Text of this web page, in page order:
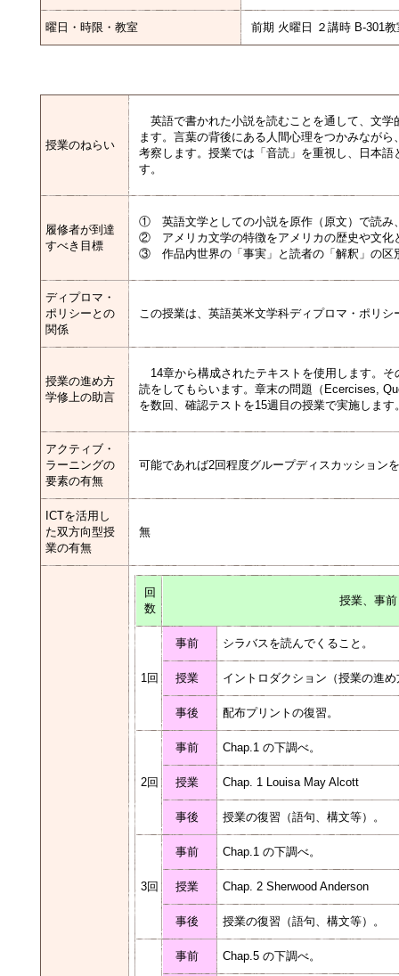
曜日・時限・教室 前期 火曜日 ２講時 B-301教
授業のねらい
英語で書かれた小説を読むことを通して、文学
ます。言葉の背後にある人間心理をつかみなが
考察します。授業では「音読」を重視し、日本
す。
履修者が到達
すべき目標
① 英語文学としての小説を原作（原文）で読み
② アメリカ文学の特徴をアメリカの歴史や文化
③ 作品内世界の「事実」と読者の「解釈」の区
ディプロマ・
ポリシーとの
関係
この授業は、英語英米文学科ディプロマ・ポリ
授業の進め方
学修上の助言
14章から構成されたテキストを使用します。
読をしてもらいます。章末の問題（Ecercises,
を数回、確認テストを15週目の授業で実施しま
アクティブ・
ラーニングの
要素の有無
可能であれば2回程度グループディスカッション
ICTを活用し
た双方向型授
業の有無
無
回
数
授業、事
1回
事前 シラバスを読んでくること。
授業 イントロダクション（授業の進
事後 配布プリントの復習。
2回
事前 Chap.1 の下調べ。
授業 Chap. 1 Louisa May Alcott
事後 授業の復習（語句、構文等）。
3回
事前 Chap.1 の下調べ。
授業 Chap. 2 Sherwood Anderson
事後 授業の復習（語句、構文等）。
事前 Chap.5 の下調べ。